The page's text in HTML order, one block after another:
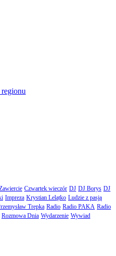
Czwartek wieczór DJ DJ Borys DJ
Impreza Krystian Lelątko Ludzie z pasją
Trepka Radio Radio PAKA Radio
Rozmowa Dnia Wydarzenie Wywiad